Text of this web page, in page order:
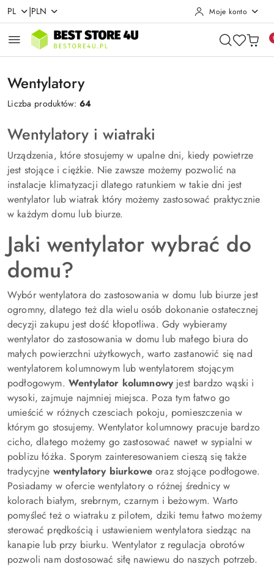
Przejdź do treści głównej
Przejdź do wyszukiwarki
Przejdź do moje konto
Przejdź do menu głównego
Przejdź do stopki
PL |PLN Moje konto
Wentylatory
Liczba produktów:64
Wentylatory i wiatraki
Urządzenia, które stosujemy w upalne dni, kiedy powietrze
jest stojące i ciężkie. Nie zawsze możemy pozwolić na
instalacje klimatyzacji dlatego ratunkiem w takie dni jest
wentylator lub wiatrak który możemy zastosować praktycznie
w każdym domu lub biurze.
Jaki wentylator wybrać do
domu?
Wybór wentylatora do zastosowania w domu lub biurze jest
ogromny, dlatego też dla wielu osób dokonanie ostatecznej
decyzji zakupu jest dość kłopotliwa. Gdy wybieramy
wentylator do zastosowania w domu lub małego biura do
małych powierzchni użytkowych, warto zastanowić się nad
wentylatorem kolumnowym lub wentylatorem stojącym
podłogowym. Wentylator kolumnowyjest bardzo wąski i
wysoki, zajmuje najmniej miejsca. Poza tym łatwo go
umieścić w różnych czesciach pokoju, pomieszczenia w
którym go stosujemy. Wentylator kolumnowy pracuje bardzo
cicho, dlatego możemy go zastosować nawet w sypialni w
poblizu łóżka. Sporym zainteresowaniem cieszą się także
tradycyjne wentylatory biurkoweoraz stojące podłogowe.
Posiadamy w ofercie wentylatory o różnej średnicy w
kolorach białym, srebrnym, czarnym i beżowym. Warto
pomyśleć też o wiatraku z pilotem, dziki temu łatwo możemy
sterować prędkością i ustawieniem wentylatora siedząc na
kanapie lub przy biurku. Wentylator z regulacja obrotów
pozwoli nam dostosować siłę nawiewu do naszych potrzeb.